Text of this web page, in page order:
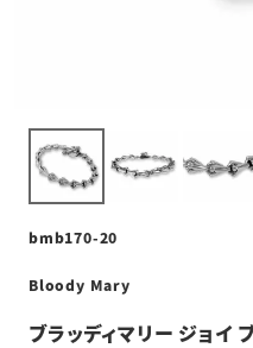
bmb170-20
Bloody Mary
ブラッディマリー ジョイ